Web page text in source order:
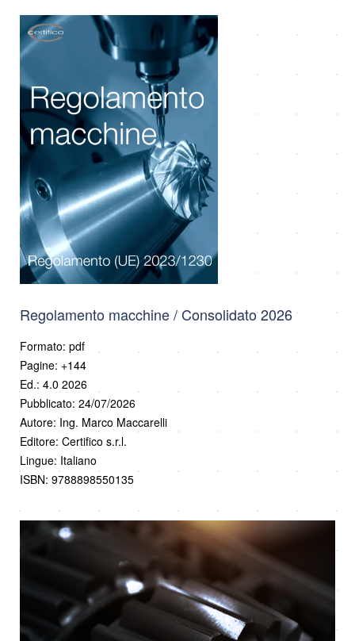
Regolamento macchine / Consolidato 2026
Formato: pdf
Pagine: +144
Ed.: 4.0 2026
Pubblicato: 24/07/2026
Autore: Ing. Marco Maccarelli
Editore: Certifico s.r.l.
Lingue: Italiano
ISBN: 9788898550135